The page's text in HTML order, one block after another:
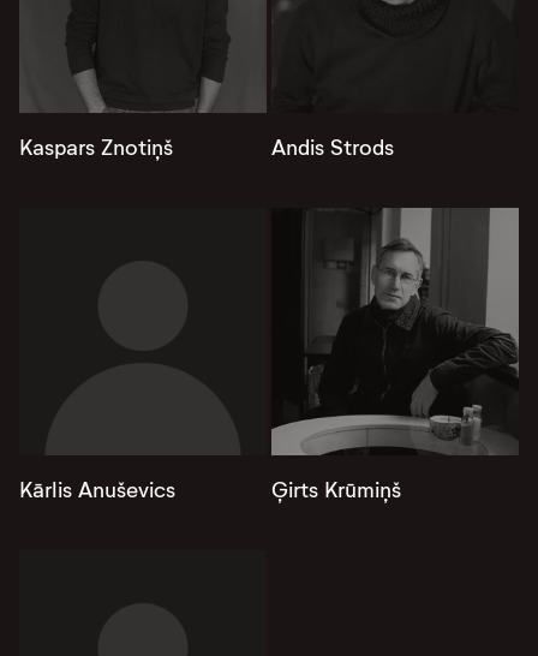
Kaspars Znotiņš Andis Strods
Kārlis Anuševics Ģirts Krūmiņš